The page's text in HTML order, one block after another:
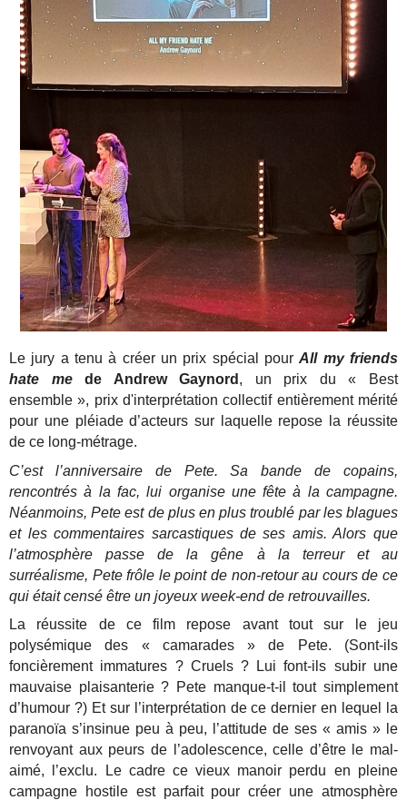
Le jury a tenu à créer un prix spécial pour All my friends
hate mede Andrew Gaynord , un prix du « Best
ensemble », prix d'interprétation collectif entièrement mérité
pour une pléiade d’acteurs sur laquelle repose la réussite
de ce long-métrage.
C’est l’anniversaire de Pete. Sa bande de copains,
rencontrés à la fac, lui organise une fête à la campagne.
Néanmoins, Pete est de plus en plus troublé par les blagues
et les commentaires sarcastiques de ses amis. Alors que
l’atmosphère passe de la gêne à la terreur et au
surréalisme, Pete frôle le point de non-retour au cours de ce
qui était censé être un joyeux week-end de retrouvailles.
La réussite de ce film repose avant tout sur le jeu
polysémique des « camarades » de Pete. (Sont-ils
foncièrement immatures ? Cruels ? Lui font-ils subir une
mauvaise plaisanterie ? Pete manque-t-il tout simplement
d’humour ?) Et sur l’interprétation de ce dernier en lequel la
paranoïa s’insinue peu à peu, l’attitude de ses « amis » le
renvoyant aux peurs de l’adolescence, celle d’être le mal-
aimé, l’exclu. Le cadre ce vieux manoir perdu en pleine
campagne hostile est parfait pour créer une atmosphère